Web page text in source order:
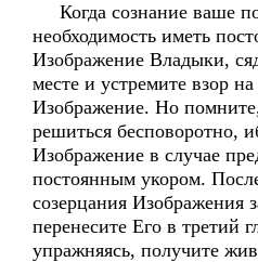
Когда сознание ваше
необходимость иметь
Изображение Владыки,
месте и устремите взор
Изображение. Но
решиться бесповоротно,
Изображение в случае
постоянным укором.
созерцания Изображения
перенесите Его в третий
упражняясь, получите